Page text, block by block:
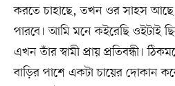
করতে চাহাছে, তখন ওর সাহস
পারবে। আমি মনে কইরেছি ওইটাই
এখন তাঁর স্বামী প্রায় প্রতিবন্ধী।
বাড়ির পাশে একটা চায়ের দোকান